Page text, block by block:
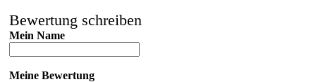
Bewertung schreiben
Mein Name
Meine Bewertung